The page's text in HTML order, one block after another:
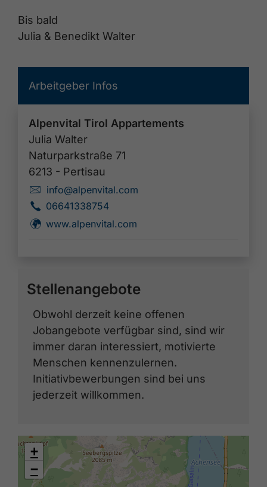
Bis bald
Julia & Benedikt Walter
Arbeitgeber Infos
Alpenvital Tirol Appartements
Julia Walter
Naturparkstraße 71
6213 - Pertisau
info@alpenvital.com
🗴 06641338754
🜽 www.alpenvital.com
Stellenangebote
Obwohl derzeit keine offenen
Jobangebote verfügbar sind, sind wir
immer daran interessiert, motivierte
Menschen kennenzulernen.
Initiativbewerbungen sind bei uns
jederzeit willkommen.
+
−